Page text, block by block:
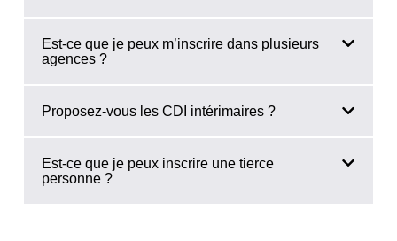
Est-ce que je peux m’inscrire dans plusieurs
agences ?
Proposez-vous les CDI intérimaires ?
Est-ce que je peux inscrire une tierce
personne ?